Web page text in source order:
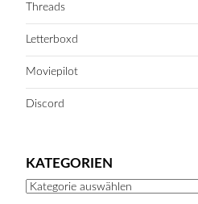
Threads
Letterboxd
Moviepilot
Discord
KATEGORIEN
Kategorien